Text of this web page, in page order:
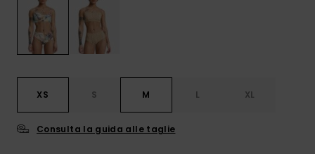
XS S M L XL
Consulta la guida alle taglie